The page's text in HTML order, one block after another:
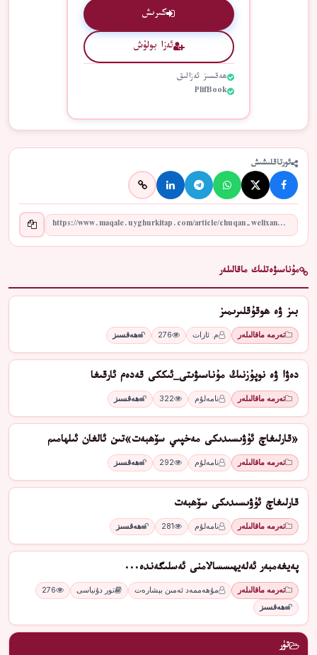
كىرىش
ئەزا بولۇش
ھەقسىز ئەزالىق
PlifBook
ئورتاقلىشىش
مۇناسىۋەتلىك ماقالىلەر
بىز ۋە ھوقۇقلىرىمىز
تەرمە ماقالىلەر م. ئازات 276 ھەقسىز
دەۋا ۋە نوپۇزنىڭ مۇناسىۋىتى_ئىككى قەدەم ئارقىغا
تەرمە ماقالىلەر نامەلۇم 322 ھەقسىز
«قارلىغاچ ئۇۋىسىدىكى مەخپىي سۆھبەت»تىن ئالغان ئىلھامىم
تەرمە ماقالىلەر نامەلۇم 292 ھەقسىز
قارلىغاچ ئۇۋىسىدىكى سۆھبەت
تەرمە ماقالىلەر نامەلۇم 281 ھەقسىز
پەيغەمبەر ئەلەيھىسسالامنى ئەسلىگەندە...
تەرمە ماقالىلەر مۇھەممەد ئەمىن بېشارەت تور دۇنياسى
276
ھەقسىز
تۈر